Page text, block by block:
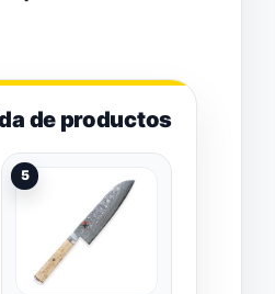
de productos
5